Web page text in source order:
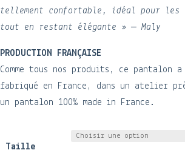
tellement confortable, idéal pour les
tout en restant élégante » – Maly
PRODUCTION FRANÇAISE
Comme tous nos produits, ce pantalon
fabriqué en France, dans un atelier
un pantalon 100% made in France.
Taille